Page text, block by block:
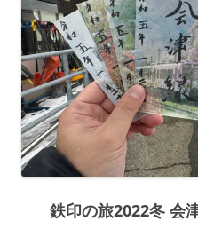
鉄印の旅2022冬 会